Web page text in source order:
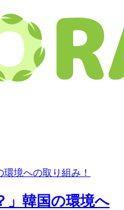
」韓国の環境へ